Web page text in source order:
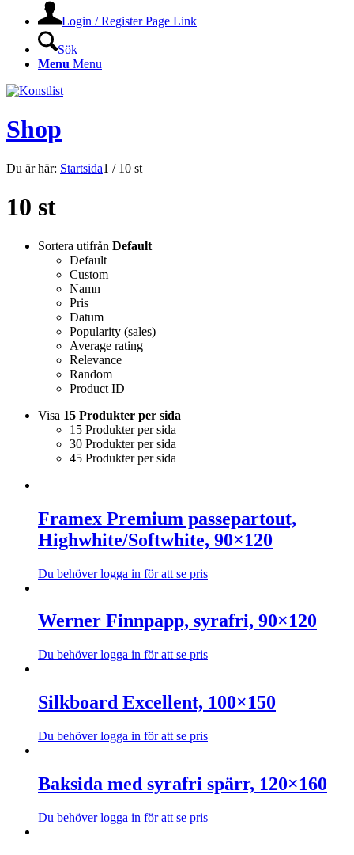
Login / Register Page Link
Sök
Menu Menu
Shop
Du är här: Startsida1 / 10 st
10 st
Sortera utifrån Default
Default
Custom
Namn
Pris
Datum
Popularity (sales)
Average rating
Relevance
Random
Product ID
Visa 15 Produkter per sida
15 Produkter per sida
30 Produkter per sida
45 Produkter per sida
Framex Premium passepartout,
Highwhite/Softwhite, 90×120
Du behöver logga in för att se pris
produkten
har
varianter.
alternativen
kan
väljas
på
Werner Finnpapp, syrafri, 90×120
Du behöver logga in för att se pris
produkten
har
varianter.
alternativen
kan
väljas
på
Silkboard Excellent, 100×150
Du behöver logga in för att se pris
produkten
har
varianter.
Baksida med syrafri spärr, 120×160
Du behöver logga in för att se pris